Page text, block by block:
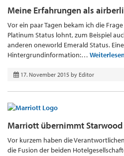
Meine Erfahrungen als
Vor ein paar Tagen bekam ich die
Platinum Status lohnt, zum Beispiel
anderen oneworld Emerald Status.
Hintergrundinformation:…
17. November 2015 by Editor
Marriott übernimmt Starwood
Vor kurzem haben die
die Fusion der beiden